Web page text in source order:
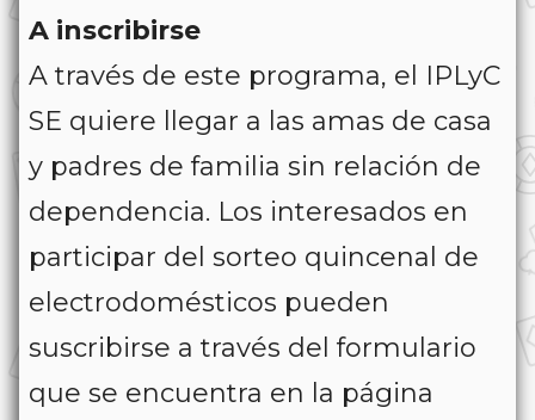
A inscribirse
A través de este programa, el IPLyC
SE quiere llegar a las amas de casa
y padres de familia sin relación de
dependencia. Los interesados en
participar del sorteo quincenal de
electrodomésticos pueden
suscribirse a través del formulario
que se encuentra en la página